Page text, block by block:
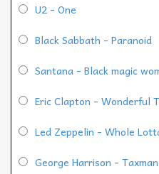
U2 - One
Black Sabbath - Paranoid
Santana - Black magic
Eric Clapton - Wonderful
Led Zeppelin - Whole
George Harrison - Taxman